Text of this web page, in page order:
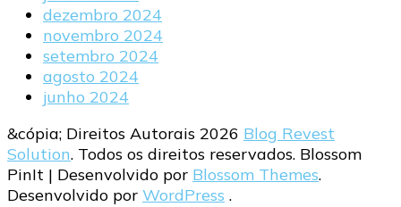
dezembro 2024
novembro 2024
setembro 2024
agosto 2024
junho 2024
&cópia; Direitos Autorais 2026 Blog Revest
Solution. Todos os direitos reservados. Blossom
PinIt | Desenvolvido por Blossom Themes.
Desenvolvido por WordPress .